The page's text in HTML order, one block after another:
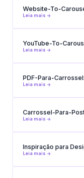
Website-To-
Leia mais ->
YouTube-To-
Leia mais ->
PDF-Para-
Leia mais ->
Carrossel-Para-
Leia mais ->
Inspiração para
Leia mais ->